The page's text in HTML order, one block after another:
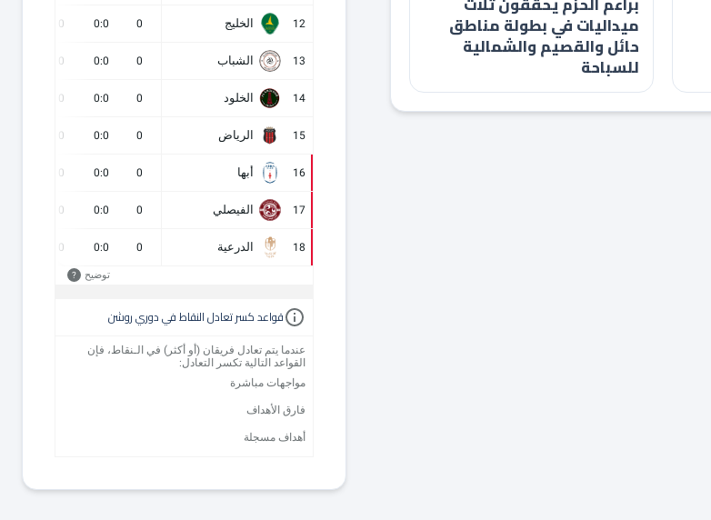
ميداليات في بطولة مناطق
حائل والقصيم والشمالية
للسباحة
12 الخليج 0
0:0
0
13 الشباب 0
0:0
0
14 الخلود 0
0:0
0
15 الرياض 0
0:0
0
16 أبها 0
0:0
0
17 الفيصلي 0
0:0
0
18 الدرعية 0
0:0
0
توضيح ?
قواعد كسر تعادل النقاط في دوري روشن
عندما يتم تعادل فريقان (أو أكثر) في الـنقاط، فإن
القواعد التالية تكسر التعادل:
مواجهات مباشرة
فارق الأهداف
أهداف مسجلة